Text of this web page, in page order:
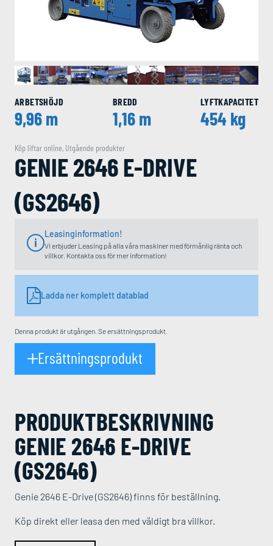
ARBETSHÖJD
9,96 m
BREDD
1,16 m
LYFTKAPACITET
454 kg
Köp liftar online, Utgående produkter
GENIE 2646 E-DRIVE
(GS2646)
Leasinginformation!
Vi erbjuder Leasing på alla våra maskiner med förmånlig ränta och
villkor. Kontakta oss för mer information!
Ladda ner komplett datablad
Denna produkt är utgången. Se ersättningsprodukt.
Ersättningsprodukt
PRODUKT­BESKRIVNING
GENIE 2646 E-DRIVE
(GS2646)
Genie 2646 E-Drive (GS2646) finns för beställning.
Köp direkt eller leasa den med väldigt bra villkor.